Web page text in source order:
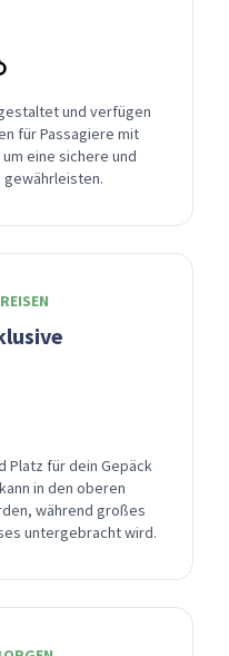
und verfügen
für Passagiere mit
eine sichere und
Platz für dein Gepäck
in den oberen
während großes
untergebracht wird.